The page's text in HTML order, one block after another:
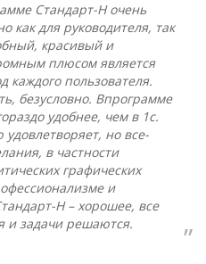
Стандарт-Н очень
как для руководителя, так
красивый и
плюсом является
каждого пользователя.
безусловно. Впрограмме
удобнее, чем в 1с.
но все-
в частности
графических
и
Н – хорошее, все
и задачи решаются.